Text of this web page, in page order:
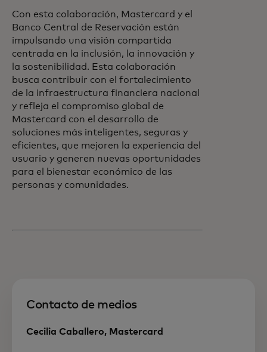
Con esta colaboración, Mastercard y el
Banco Central de Reservación están
impulsando una visión compartida
centrada en la inclusión, la innovación y
la sostenibilidad. Esta colaboración
busca contribuir con el fortalecimiento
de la infraestructura financiera nacional
y refleja el compromiso global de
Mastercard con el desarrollo de
soluciones más inteligentes, seguras y
eficientes, que mejoren la experiencia del
usuario y generen nuevas oportunidades
para el bienestar económico de las
personas y comunidades.
Contacto de medios
Cecilia Caballero, Mastercard